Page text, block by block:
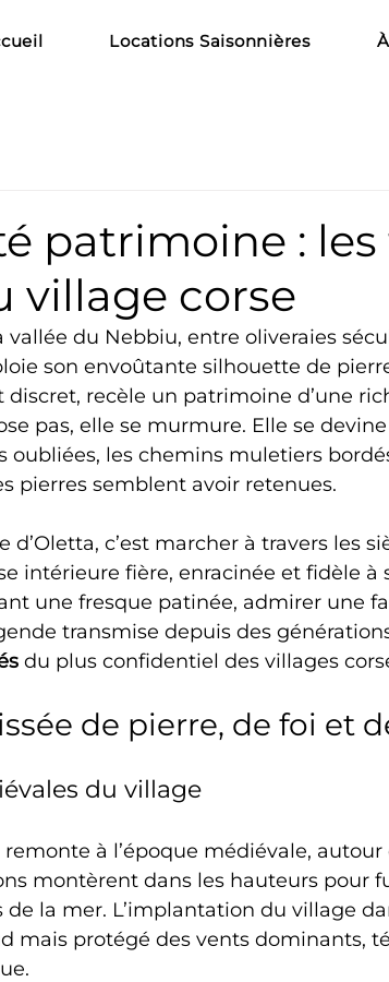
Locations Saisonnières
patrimoine : les
village corse
vallée du Nebbiu, entre oliveraies
son envoûtante silhouette de
recèle un patrimoine d’une
pas, elle se murmure. Elle se
oubliées, les chemins muletiers
pierres semblent avoir retenues.
c’est marcher à travers les
intérieure fière, enracinée et fidèle à
une fresque patinée, admirer une
transmise depuis des
du plus confidentiel des villages
de pierre, de foi et
du village
à l’époque médiévale, autour
montèrent dans les hauteurs pour
de la mer. L’implantation du village
mais protégé des vents dominants,